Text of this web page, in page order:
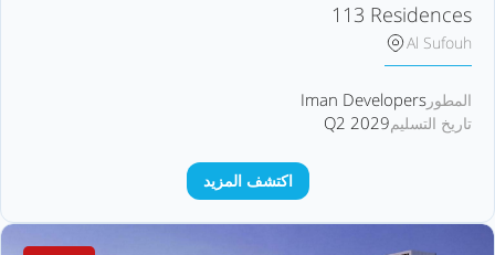
113 Residences
Al Sufouh
المطور Iman Developers
تاريخ التسليمQ2 2029
اكتشف المزيد